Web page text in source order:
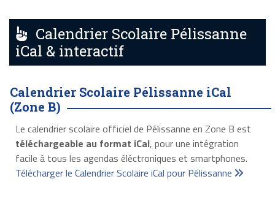
Calendrier Scolaire Pélissanne
iCal & interactif
Calendrier Scolaire Pélissanne iCal
(Zone B)
Le calendrier scolaire officiel de Pélissanne en Zone B est
téléchargeable au format iCal, pour une intégration
facile à tous les agendas éléctroniques et smartphones.
Télécharger le Calendrier Scolaire iCal pour Pélissanne